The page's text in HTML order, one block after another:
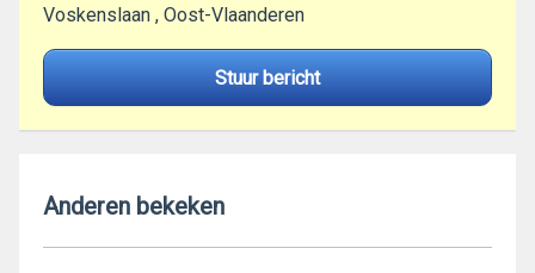
Voskenslaan , Oost-Vlaanderen
Stuur bericht
Anderen bekeken